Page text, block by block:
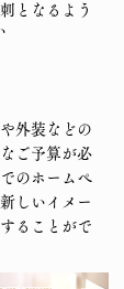
となるよう
外装などの
ご予算が必
のホームぺ
しいイメー
ることがで